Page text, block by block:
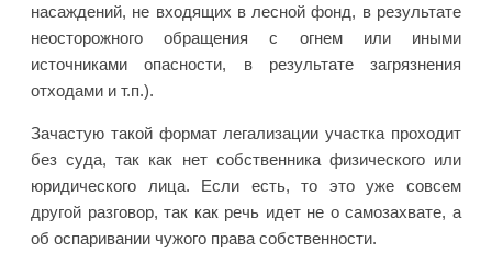
насаждений, не входящих в лесной фонд, в результате
неосторожного обращения с огнем или иными
источниками опасности, в результате загрязнения
отходами и т.п.).
Зачастую такой формат легализации участка проходит
без суда, так как нет собственника физического или
юридического лица. Если есть, то это уже совсем
другой разговор, так как речь идет не о самозахвате, а
об оспаривании чужого права собственности.